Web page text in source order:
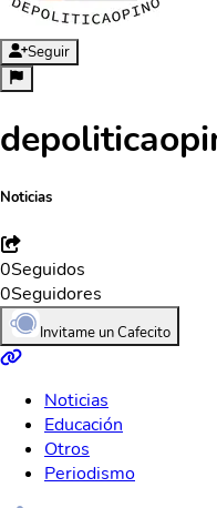
Seguir
Noticias
0Seguidos
0Seguidores
Invitame un Cafecito
Noticias
Educación
Otros
Periodismo